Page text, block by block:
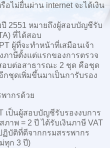
อไม่ยื่นผ่าน internet จะได้เงิน
2551 หมายถึงผู้สอบบัญชีรับ
ที่ได้สอบ
ผู้ที่จะทำหน้าที่เสมือนเจ้า
าษีตั้งแต่แรกของการตรวจ
อบต่อสาธารณะ 2 ชุด คือชุด
กชุดเพิ่มขึ้นมาเป็นการับรอง
ากรด้วย
เป็นผู้สอบบัญชีรับรองงบการ
าพ = 2 ปี ได้รับเงินภาษี VAT
บัติที่ดีจากกรมสรรพากร
ทุก 3 ปี)